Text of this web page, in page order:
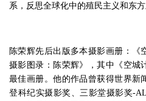
系，反思全球化中的殖民主义和东方
陈荣辉先后出版多本摄影画册：《
摄影图录：陈荣辉》，其中《空城
最佳画册。他的作品曾获得世界新
登科纪实摄影奖、三影堂摄影奖-